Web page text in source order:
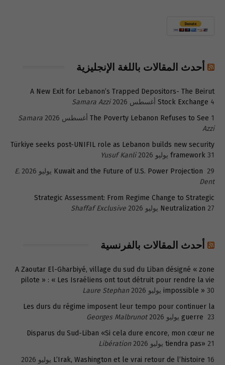
أحدث المقالات باللغة الإنجليزية
A New Exit for Lebanon’s Trapped Depositors- The Beirut
Stock Exchange 4 أغسطس 2026
Samara Azzi
The Poverty Lebanon Refuses to See 1 أغسطس 2026
Samara
Azzi
Türkiye seeks post-UNIFIL role as Lebanon builds new security
framework 31 يوليو 2026
Yusuf Kanli
Kuwait and the Future of U.S. Power Projection 29 يوليو 2026
E.
Dent
Strategic Assessment: From Regime Change to Strategic
Neutralization 27 يوليو 2026 Shaffaf Exclusive
أحدث المقالات بالفرنسية
A Zaoutar El-Gharbiyé, village du sud du Liban désigné « zone
pilote » : « Les Israéliens ont tout détruit pour rendre la vie
impossible » 30 يوليو 2026
Laure Stephan
Les durs du régime imposent leur tempo pour continuer la
guerre 23 يوليو 2026
Georges Malbrunot
Disparus du Sud-Liban «Si cela dure encore, mon cœur ne
tiendra pas» 21 يوليو 2026
Libération
L’Irak, Washington et le vrai retour de l’histoire 16 يوليو 2026